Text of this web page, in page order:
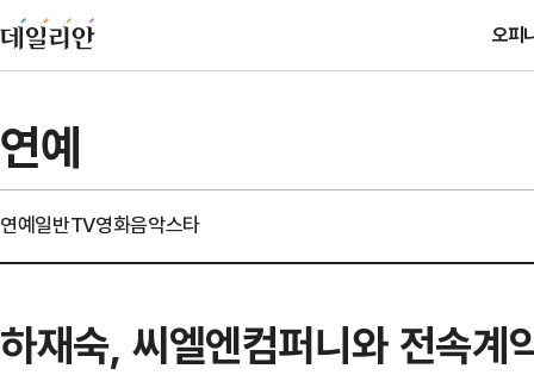
오피
연예
연예일반TV영화음악스타
하재숙, 씨엘엔컴퍼니와 전속